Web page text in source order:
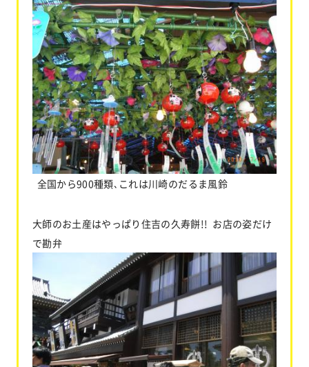
全国から900種類､これは川崎のだるま風鈴
大師のお土産はやっぱり住吉の久寿餅!! お店の姿だけ
で勘弁